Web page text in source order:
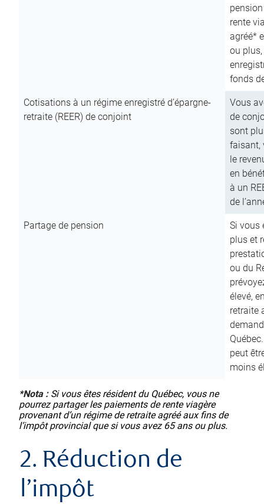
rente
agréé*
ou
fonds
Cotisations à un régime enregistré d’épargne-
retraite (REER) de conjoint
Vous
de
sont
faisant,
le
en
à un
de
Partage de pension
Si vous
plus et
ou du
élevé,
retraite
peut
moins
*Nota :Si vous êtes résident du Québec, vous ne
pourrez partager les paiements de rente viagère
provenant d’un régime de retraite agréé aux fins de
l’impôt provincial que si vous avez 65 ans ou plus.
2. Réduction de
l’impôt